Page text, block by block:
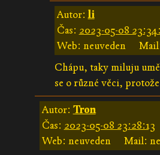
Autor:li
Čas: 2023-05-08
Web: neuveden
Chápu, taky miluju
se o různé věci,
Autor: Tron
Čas: 2023-05-08 23:28:13
Web: neuveden
Mail: